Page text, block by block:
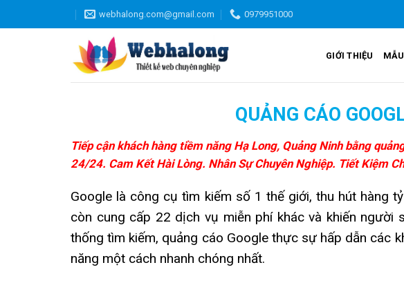
to
webhalong.com@gmail.com 0979951000
GIỚI THIỆU
QUẢNG CÁO
Tiếp cận khách hàng tiềm năng Hạ Long, Quảng Ninh bằng
24/24. Cam Kết Hài Lòng. Nhân Sự Chuyên Nghiệp. Tiết Kiệm
Google là công cụ tìm kiếm số 1 thế giới, thu hút hàng
còn cung cấp 22 dịch vụ miễn phí khác và khiến
thống tìm kiếm, quảng cáo Google thực sự hấp dẫn các
năng một cách nhanh chóng nhất.